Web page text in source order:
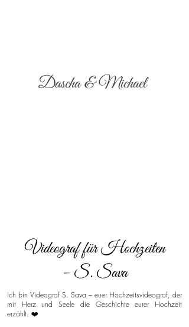
Dascha & Michael
Videograf für Hochzeiten
– S. Sava
Ich bin Videograf S. Sava – euer Hochzeitsvideograf, der
mit Herz und Seele die Geschichte eurer Hochzeit
erzählt. ❤️